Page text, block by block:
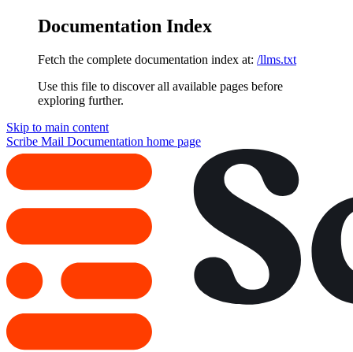
Documentation Index
Fetch the complete documentation index at: /llms.txt
Use this file to discover all available pages before
exploring further.
Skip to main content
Scribe Mail Documentation home page